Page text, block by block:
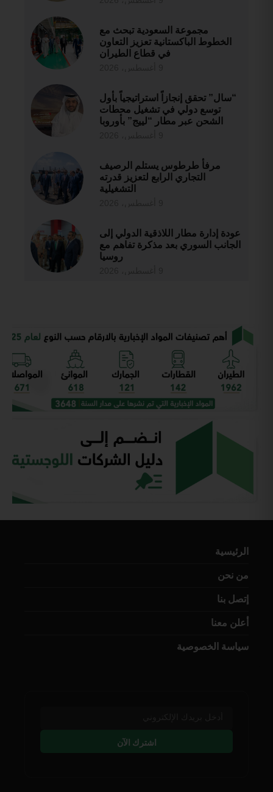
مجموعة السعودية تبحث مع
الخطوط الباكستانية تعزيز التعاون
في قطاع الطيران
“سال” تحقق إنجازاً استراتيجياً بأول
توسع دولي في تشغيل محطات
الشحن عبر مطار “لييج” بأوروبا
مرفأ طرطوس يستلم الرصيف
التجاري الرابع لتعزيز قدرته
التشغيلية
عودة إدارة مطار اللاذقية الدولي إلى
الجانب السوري بعد مذكرة تفاهم مع
روسيا
الرئيسية
من نحن
إتصل بنا
أعلن معنا
سياسة الخصوصية
اشترك الآن